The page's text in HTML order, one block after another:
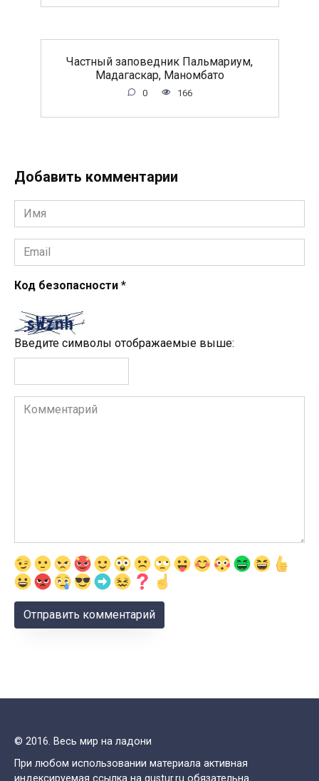
Частный заповедник Пальмариум,
Мадагаскар, Маномбато
0 166
Добавить комментарии
Имя
*
Email
*
Код безопасности *
Введите символы отображаемые выше:
Комментарий
© 2016. Весь мир на ладони
При любом использовании материала активная
индексируемая ссылка на gustur.ru обязательна